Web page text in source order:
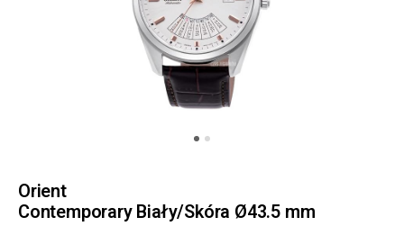
Orient
Contemporary Biały/Skóra Ø43.5 mm